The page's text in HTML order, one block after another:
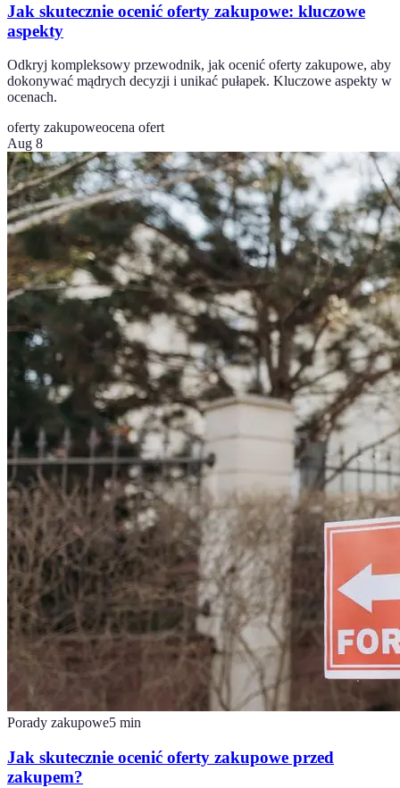
Jak skutecznie ocenić oferty zakupowe: kluczowe
aspekty
Odkryj kompleksowy przewodnik, jak ocenić oferty zakupowe, aby
dokonywać mądrych decyzji i unikać pułapek. Kluczowe aspekty w
ocenach.
oferty zakupoweocena ofert
Aug 8
Porady zakupowe5 min
Jak skutecznie ocenić oferty zakupowe przed
zakupem?